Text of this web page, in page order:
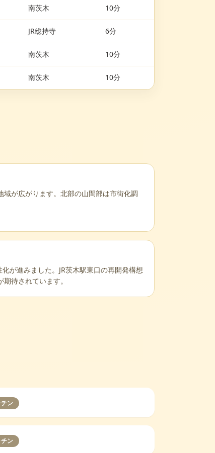
南茨木 10分
JR総持寺 6分
南茨木 10分
南茨木 10分
が広がります。北部の山間部は市街化調
が進みました。JR茨木駅東口の再開発構想
待されています。
ン
ン